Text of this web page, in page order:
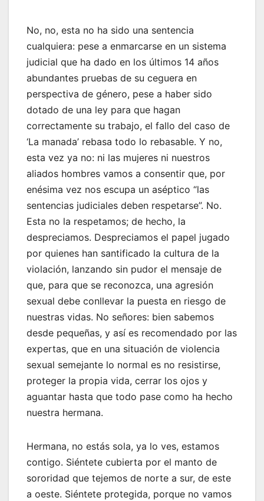
No, no, esta no ha sido una sentencia
cualquiera: pese a enmarcarse en un sistema
judicial que ha dado en los últimos 14 años
abundantes pruebas de su ceguera en
perspectiva de género, pese a haber sido
dotado de una ley para que hagan
correctamente su trabajo, el fallo del caso de
‘La manada’ rebasa todo lo rebasable. Y no,
esta vez ya no: ni las mujeres ni nuestros
aliados hombres vamos a consentir que, por
enésima vez nos escupa un aséptico “las
sentencias judiciales deben respetarse”. No.
Esta no la respetamos; de hecho, la
despreciamos. Despreciamos el papel jugado
por quienes han santificado la cultura de la
violación, lanzando sin pudor el mensaje de
que, para que se reconozca, una agresión
sexual debe conllevar la puesta en riesgo de
nuestras vidas. No señores: bien sabemos
desde pequeñas, y así es recomendado por las
expertas, que en una situación de violencia
sexual semejante lo normal es no resistirse,
proteger la propia vida, cerrar los ojos y
aguantar hasta que todo pase como ha hecho
nuestra hermana.
Hermana, no estás sola, ya lo ves, estamos
contigo. Siéntete cubierta por el manto de
sororidad que tejemos de norte a sur, de este
a oeste. Siéntete protegida, porque no vamos